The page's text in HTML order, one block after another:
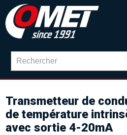
Transmetteur de
de température
avec sortie 4-20mA